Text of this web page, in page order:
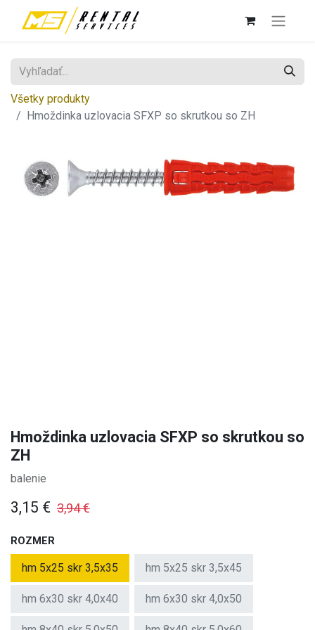
Všetky produkty
Hmoždinka uzlovacia SFXP so skrutkou so ZH
Hmoždinka uzlovacia SFXP so skrutkou so
ZH
balenie
3,15 € 3,94€
ROZMER
hm 5x25 skr 3,5x35 hm 5x25 skr 3,5x45
hm 6x30 skr 4,0x40 hm 6x30 skr 4,0x50